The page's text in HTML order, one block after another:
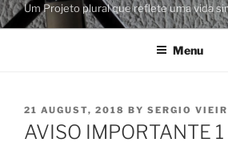
Um Projeto plural que reflete uma vida
Menu
POSTED
ON
21 AUGUST, 2018 BY SERGIO
AVISO IMPORTANTE 1